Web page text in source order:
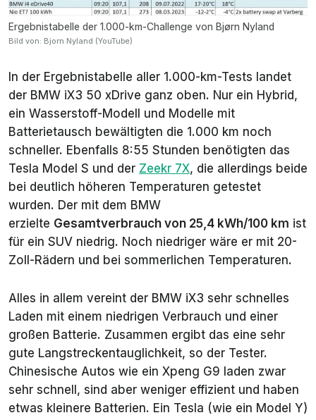
Ergebnistabelle der 1.000-km-Challenge von Bjørn Nyland
Bild von: Bjorn Nyland (YouTube)
In der Ergebnistabelle aller 1.000-km-Tests landet
der BMW iX3 50 xDrive ganz oben. Nur ein Hybrid,
ein Wasserstoff-Modell und Modelle mit
Batterietausch bewältigten die 1.000 km noch
schneller. Ebenfalls 8:55 Stunden benötigten das
Tesla Model S und der Zeekr 7X, die allerdings beide
bei deutlich höheren Temperaturen getestet
wurden. Der mit dem BMW
erzielte Gesamtverbrauch von 25,4 kWh/100 km ist
für ein SUV niedrig. Noch niedriger wäre er mit 20-
Zoll-Rädern und bei sommerlichen Temperaturen.
Alles in allem vereint der BMW iX3 sehr schnelles
Laden mit einem niedrigen Verbrauch und einer
großen Batterie. Zusammen ergibt das eine sehr
gute Langstreckentauglichkeit, so der Tester.
Chinesische Autos wie ein Xpeng G9 laden zwar
sehr schnell, sind aber weniger effizient und haben
etwas kleinere Batterien. Ein Tesla (wie ein Model Y)